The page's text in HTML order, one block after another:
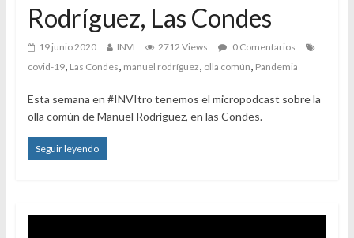
Rodríguez, Las Condes
19 junio 2020 INVI 2712 Views
0 Comentarios
covid-19, Las Condes, manuel rodríguez, olla común, Pandemia
Esta semana en #INVItro tenemos el micropodcast sobre la
olla común de Manuel Rodríguez, en las Condes.
Seguir leyendo